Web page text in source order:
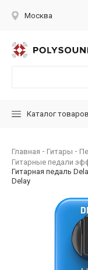
Москва
Каталог товаров
Главная Гитары
Гитарные педали
Гитарная педаль
Delay